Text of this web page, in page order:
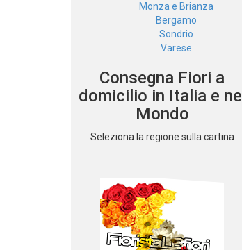
Monza e Brianza
Bergamo
Sondrio
Varese
Consegna Fiori a
domicilio in Italia e nel
Mondo
Seleziona la regione sulla cartina